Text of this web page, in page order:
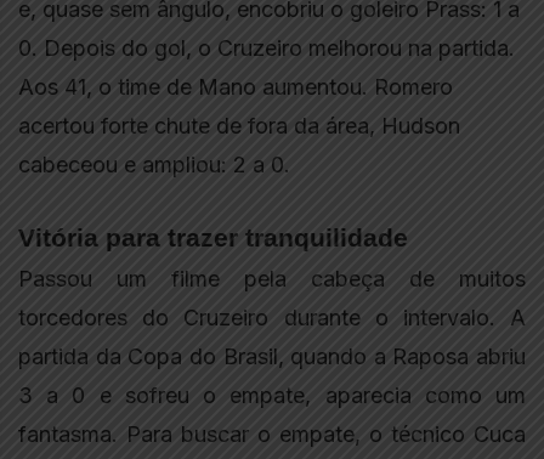
e, quase sem ângulo, encobriu o goleiro Prass: 1 a
0. Depois do gol, o Cruzeiro melhorou na partida.
Aos 41, o time de Mano aumentou. Romero
acertou forte chute de fora da área, Hudson
cabeceou e ampliou: 2 a 0.
Vitória para trazer tranquilidade
Passou um filme pela cabeça de muitos
torcedores do Cruzeiro durante o intervalo. A
partida da Copa do Brasil, quando a Raposa abriu
3 a 0 e sofreu o empate, aparecia como um
fantasma. Para buscar o empate, o técnico Cuca